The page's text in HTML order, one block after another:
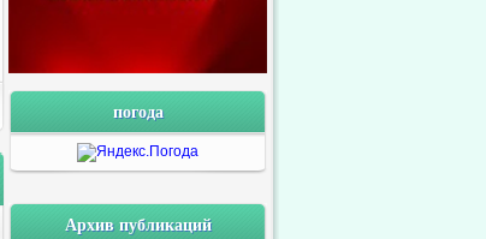
погода
Архив публикаций